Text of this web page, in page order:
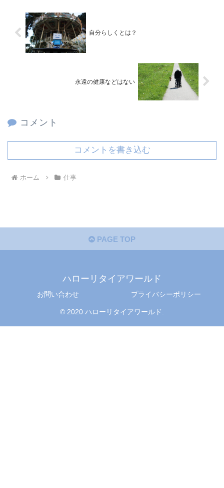
自分らしくとは？
永遠の健康などはない
コメント
コメントを書き込む
ホーム 仕事
PAGE TOP
ハローリタイアワールド
お問い合わせ プライバシーポリシー
© 2020 ハローリタイアワールド.